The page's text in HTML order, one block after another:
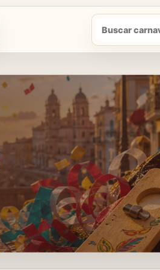
Buscar